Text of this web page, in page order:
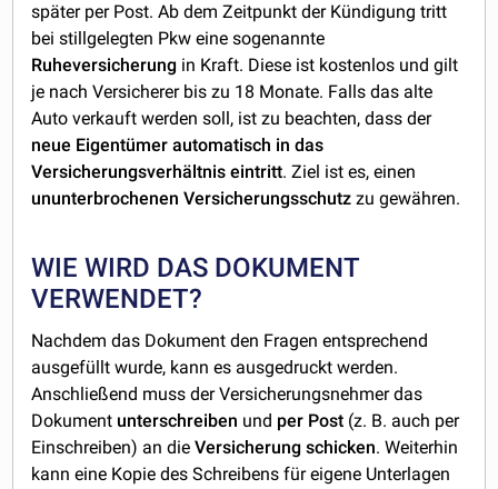
später per Post. Ab dem Zeitpunkt der Kündigung tritt
bei stillgelegten Pkw eine sogenannte
Ruheversicherung in Kraft. Diese ist kostenlos und gilt
je nach Versicherer bis zu 18 Monate. Falls das alte
Auto verkauft werden soll, ist zu beachten, dass der
neue Eigentümer automatisch in das
Versicherungsverhältnis eintritt. Ziel ist es, einen
ununterbrochenen Versicherungsschutz zu gewähren.
WIE WIRD DAS DOKUMENT
VERWENDET?
Nachdem das Dokument den Fragen entsprechend
ausgefüllt wurde, kann es ausgedruckt werden.
Anschließend muss der Versicherungsnehmer das
Dokument unterschreiben und per Post (z. B. auch per
Einschreiben) an dieVersicherung schicken. Weiterhin
kann eine Kopie des Schreibens für eigene Unterlagen